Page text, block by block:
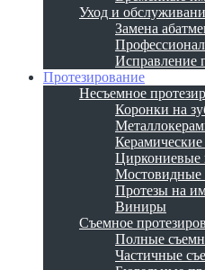
Уход и
Замена
Исправление
Протезирование
Несъемное
Коронки на
Циркониевые
Мостовидные
Протезы на
Виниры
Съемное
Полные
Частичные